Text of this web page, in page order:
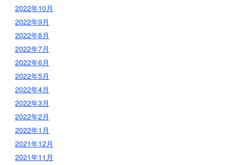
2022年10月
2022年9月
2022年8月
2022年7月
2022年6月
2022年5月
2022年4月
2022年3月
2022年2月
2022年1月
2021年12月
2021年11月